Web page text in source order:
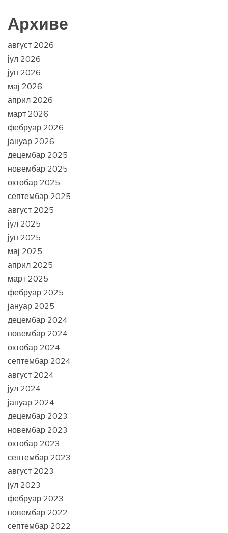
Архиве
август 2026
јул 2026
јун 2026
мај 2026
април 2026
март 2026
фебруар 2026
јануар 2026
децембар 2025
новембар 2025
октобар 2025
септембар 2025
август 2025
јул 2025
јун 2025
мај 2025
април 2025
март 2025
фебруар 2025
јануар 2025
децембар 2024
новембар 2024
октобар 2024
септембар 2024
август 2024
јул 2024
јануар 2024
децембар 2023
новембар 2023
октобар 2023
септембар 2023
август 2023
јул 2023
фебруар 2023
новембар 2022
септембар 2022